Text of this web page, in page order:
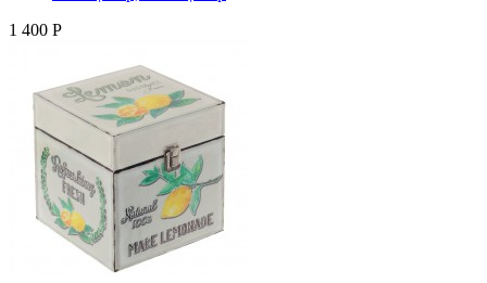
1 400 Р